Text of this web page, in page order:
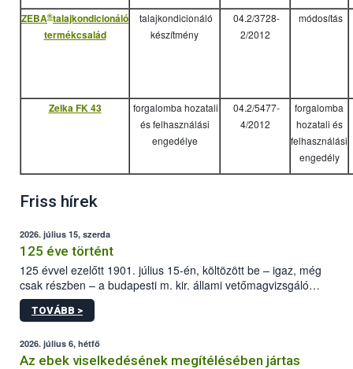
ZEBA®talajkondicionáló
termékcsalád
talajkondicionáló
készítmény
04.2/3728-
2/2012
módosítás
Zelka FK 43
forgalomba hozatali
és felhasználási
engedélye
04.2/5477-
4/2012
forgalomba
hozatali és
felhasználási
engedély
Friss hírek
2026. július 15, szerda
125 éve történt
125 évvel ezelőtt 1901. július 15-én, költözött be – igaz, még
csak részben – a budapesti m. kir. állami vetőmagvizsgáló
állomás a Kis Rókus utca 15. szám alatti, Czigler Győző által
tervezett új épületébe.
TOVÁBB >
2026. július 6, hétfő
Az ebek viselkedésének megítélésében jártas